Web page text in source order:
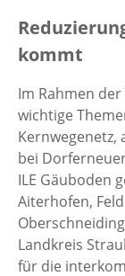
kommt
Im Rahmen
wichtige
Kernwegenetz,
bei
ILE Gäuboden
Aiterhofen,
Landkreis
für die